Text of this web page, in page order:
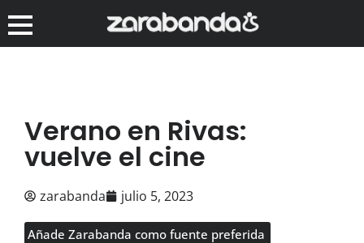
Verano en Rivas:
vuelve el cine
zarabanda julio 5, 2023
Añade Zarabanda como fuente preferida